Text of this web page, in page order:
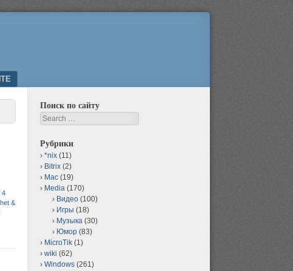
4
&
Поиск по сайту
Search
Рубрики
*nix (11)
Bitrix (2)
Mac (19)
Media (170)
Видео (100)
Игры (18)
Музыка (30)
Юмор (83)
MicroTik (1)
wiki (62)
Windows (261)